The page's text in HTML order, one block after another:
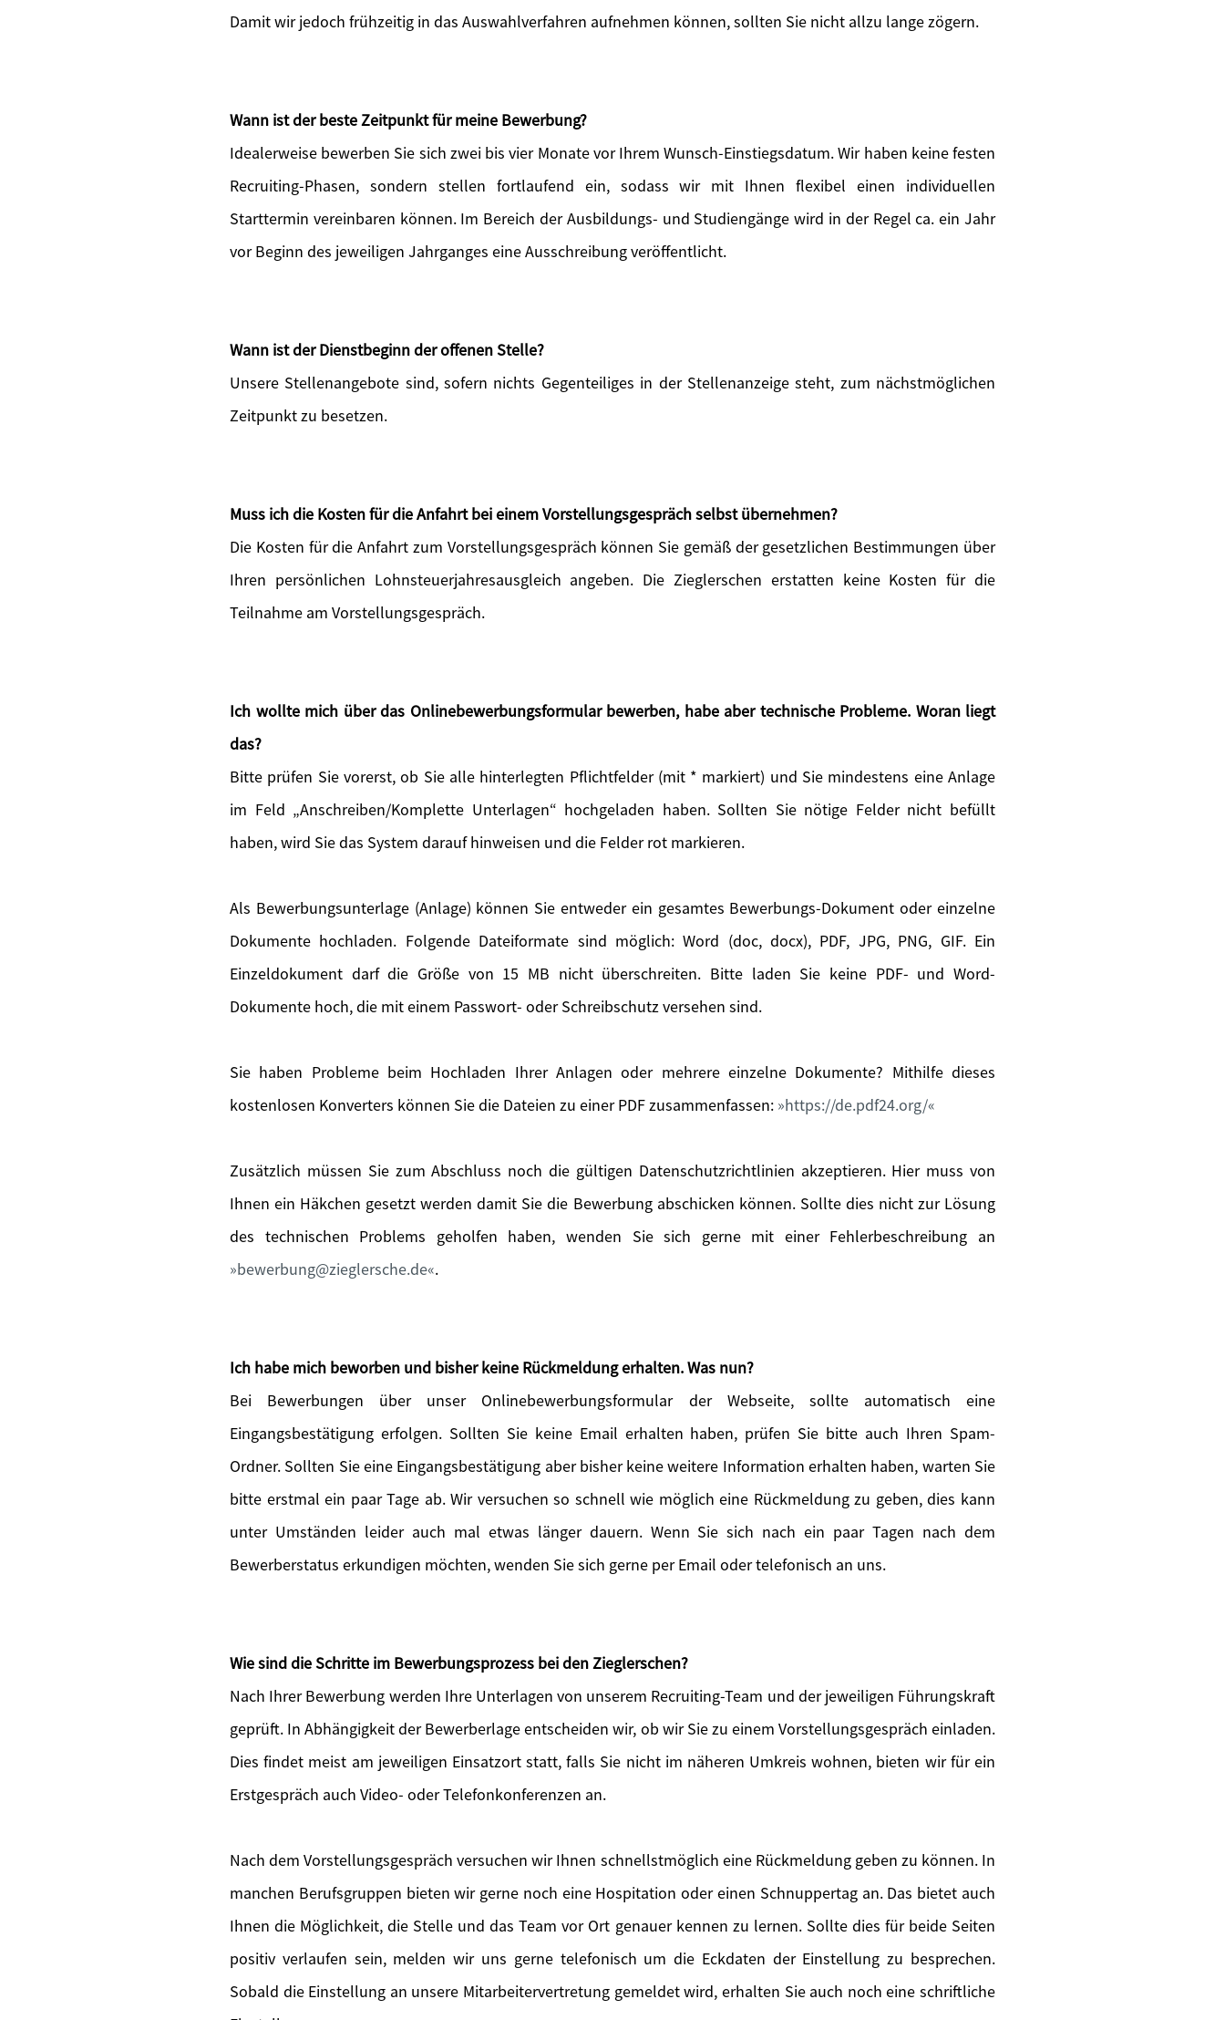
Damit wir jedoch frühzeitig in das Auswahlverfahren aufnehmen können, sollten Sie nicht allzu lange zögern.
Wann ist der beste Zeitpunkt für meine Bewerbung?
Idealerweise bewerben Sie sich zwei bis vier Monate vor Ihrem Wunsch-Einstiegsdatum. Wir haben keine festen
Recruiting-Phasen, sondern stellen fortlaufend ein, sodass wir mit Ihnen flexibel einen individuellen
Starttermin vereinbaren können. Im Bereich der Ausbildungs- und Studiengänge wird in der Regel ca. ein Jahr
vor Beginn des jeweiligen Jahrganges eine Ausschreibung veröffentlicht.
Wann ist der Dienstbeginn der offenen Stelle?
Unsere Stellenangebote sind, sofern nichts Gegenteiliges in der Stellenanzeige steht, zum nächstmöglichen
Zeitpunkt zu besetzen.
Muss ich die Kosten für die Anfahrt bei einem Vorstellungsgespräch selbst übernehmen?
Die Kosten für die Anfahrt zum Vorstellungsgespräch können Sie gemäß der gesetzlichen Bestimmungen über
Ihren persönlichen Lohnsteuerjahresausgleich angeben. Die Zieglerschen erstatten keine Kosten für die
Teilnahme am Vorstellungsgespräch.
Ich wollte mich über das Onlinebewerbungsformular bewerben, habe aber technische Probleme. Woran liegt
das?
Bitte prüfen Sie vorerst, ob Sie alle hinterlegten Pflichtfelder (mit * markiert) und Sie mindestens eine Anlage
im Feld „Anschreiben/Komplette Unterlagen“ hochgeladen haben. Sollten Sie nötige Felder nicht befüllt
haben, wird Sie das System darauf hinweisen und die Felder rot markieren.
Als Bewerbungsunterlage (Anlage) können Sie entweder ein gesamtes Bewerbungs-Dokument oder einzelne
Dokumente hochladen. Folgende Dateiformate sind möglich: Word (doc, docx), PDF, JPG, PNG, GIF. Ein
Einzeldokument darf die Größe von 15 MB nicht überschreiten. Bitte laden Sie keine PDF- und Word-
Dokumente hoch, die mit einem Passwort- oder Schreibschutz versehen sind.
Sie haben Probleme beim Hochladen Ihrer Anlagen oder mehrere einzelne Dokumente? Mithilfe dieses
kostenlosen Konverters können Sie die Dateien zu einer PDF zusammenfassen: https://de.pdf24.org/
Zusätzlich müssen Sie zum Abschluss noch die gültigen Datenschutzrichtlinien akzeptieren. Hier muss von
Ihnen ein Häkchen gesetzt werden damit Sie die Bewerbung abschicken können. Sollte dies nicht zur Lösung
des technischen Problems geholfen haben, wenden Sie sich gerne mit einer Fehlerbeschreibung an
bewerbung@zieglersche.de .
Ich habe mich beworben und bisher keine Rückmeldung erhalten. Was nun?
Bei Bewerbungen über unser Onlinebewerbungsformular der Webseite, sollte automatisch eine
Eingangsbestätigung erfolgen. Sollten Sie keine Email erhalten haben, prüfen Sie bitte auch Ihren Spam-
Ordner. Sollten Sie eine Eingangsbestätigung aber bisher keine weitere Information erhalten haben, warten Sie
bitte erstmal ein paar Tage ab. Wir versuchen so schnell wie möglich eine Rückmeldung zu geben, dies kann
unter Umständen leider auch mal etwas länger dauern. Wenn Sie sich nach ein paar Tagen nach dem
Bewerberstatus erkundigen möchten, wenden Sie sich gerne per Email oder telefonisch an uns.
Wie sind die Schritte im Bewerbungsprozess bei den Zieglerschen?
Nach Ihrer Bewerbung werden Ihre Unterlagen von unserem Recruiting-Team und der jeweiligen Führungskraft
geprüft. In Abhängigkeit der Bewerberlage entscheiden wir, ob wir Sie zu einem Vorstellungsgespräch einladen.
Dies findet meist am jeweiligen Einsatzort statt, falls Sie nicht im näheren Umkreis wohnen, bieten wir für ein
Erstgespräch auch Video- oder Telefonkonferenzen an.
Nach dem Vorstellungsgespräch versuchen wir Ihnen schnellstmöglich eine Rückmeldung geben zu können. In
manchen Berufsgruppen bieten wir gerne noch eine Hospitation oder einen Schnuppertag an. Das bietet auch
Ihnen die Möglichkeit, die Stelle und das Team vor Ort genauer kennen zu lernen. Sollte dies für beide Seiten
positiv verlaufen sein, melden wir uns gerne telefonisch um die Eckdaten der Einstellung zu besprechen.
Sobald die Einstellung an unsere Mitarbeitervertretung gemeldet wird, erhalten Sie auch noch eine schriftliche